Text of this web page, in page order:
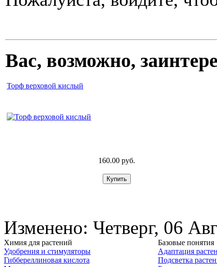
Вас, возможно,
Торф верховой кислый
160.00 руб.
Изменено: Четверг, 06
Химия для растений
Удобрения и стимуляторы
Гиббереллиновая кислота
Базовые понятия
Адаптация
Подсветка